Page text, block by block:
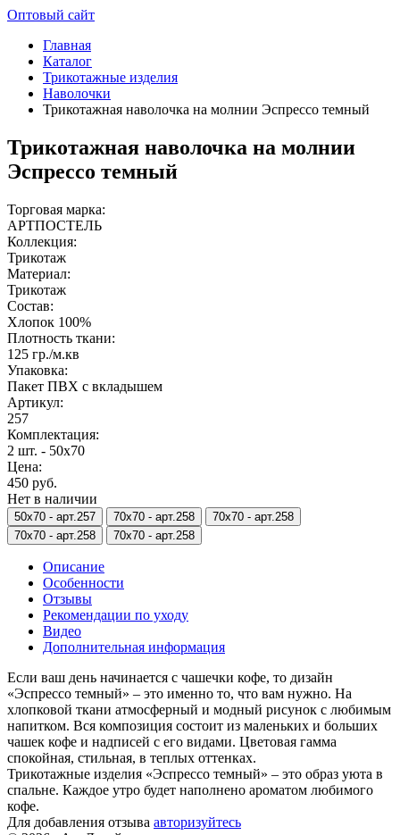
Оптовый сайт
Главная
Каталог
Трикотажные изделия
Наволочки
Трикотажная наволочка на молнии Эспрессо темный
Трикотажная наволочка на молнии
Эспрессо темный
Торговая марка:
АРТПОСТЕЛЬ
Коллекция:
Трикотаж
Материал:
Трикотаж
Состав:
Хлопок 100%
Плотность ткани:
125 гр./м.кв
Упаковка:
Пакет ПВХ с вкладышем
Артикул:
257
Комплектация:
2 шт. - 50х70
Цена:
450 руб.
Нет в наличии
50х70 - арт.257 70х70 - арт.258 70х70 - арт.258
70х70 - арт.258 70х70 - арт.258
Описание
Особенности
Отзывы
Рекомендации по уходу
Видео
Дополнительная информация
Если ваш день начинается с чашечки кофе, то дизайн
«Эспрессо темный» – это именно то, что вам нужно. На
хлопковой ткани атмосферный и модный рисунок с любимым
напитком. Вся композиция состоит из маленьких и больших
чашек кофе и надписей с его видами. Цветовая гамма
спокойная, стильная, в теплых оттенках.
Трикотажные изделия «Эспрессо темный» – это образ уюта в
спальне. Каждое утро будет наполнено ароматом любимого
кофе.
Для добавления отзыва авторизуйтесь